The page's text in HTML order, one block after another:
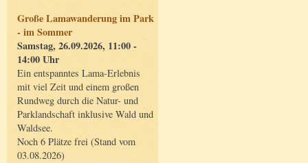
Große Lamawanderung im Park
- im Sommer
Samstag, 26.09.2026, 11:00 -
14:00 Uhr
Ein entspanntes Lama-Erlebnis
mit viel Zeit und einem großen
Rundweg durch die Natur- und
Parklandschaft inklusive Wald und
Waldsee.
Noch 6 Plätze frei (Stand vom
03.08.2026)